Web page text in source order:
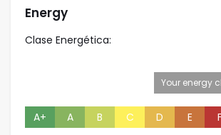
Energy
Clase Energética:
A+ A B C D E
Your energy